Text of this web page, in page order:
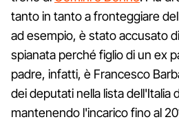
tanto in tanto a fronteggiare
ad esempio, è stato accusato
spianata perché figlio di un ex
padre, infatti, è Francesco
dei deputati nella lista dell'Italia
mantenendo l'incarico fino al